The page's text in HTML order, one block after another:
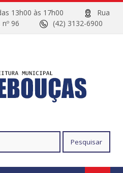
das 13h00 às 17h00
Rua
nº 96
(42) 3132-6900